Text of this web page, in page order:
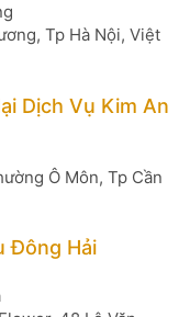
Tp Hà Nội, Việt
Dịch Vụ Kim An
Ô Môn, Tp Cần
Đông Hải